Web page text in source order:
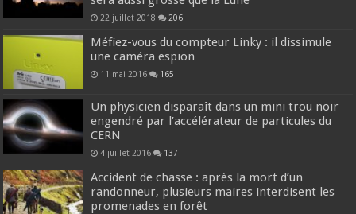
22 juillet 2018 206
Méfiez-vous du compteur Linky : il dissimule
une caméra espion
11 mai 2016 165
Un physicien disparaît dans un mini trou noir
engendré par l’accélérateur de particules du
CERN
4 juillet 2016 137
Accident de chasse : après la mort d’un
randonneur, plusieurs maires interdisent les
promenades en forêt